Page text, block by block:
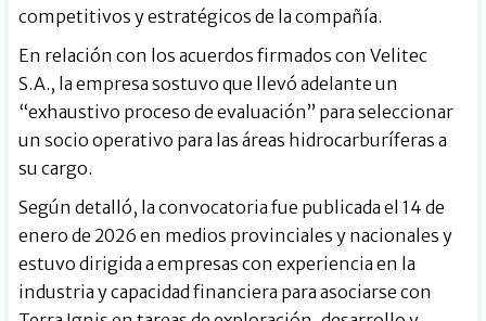
competitivos y estratégicos de la compañía.
En relación con los acuerdos firmados con Velitec
S.A., la empresa sostuvo que llevó adelante un
“exhaustivo proceso de evaluación” para seleccionar
un socio operativo para las áreas hidrocarburíferas a
su cargo.
Según detalló, la convocatoria fue publicada el 14 de
enero de 2026 en medios provinciales y nacionales y
estuvo dirigida a empresas con experiencia en la
industria y capacidad financiera para asociarse con